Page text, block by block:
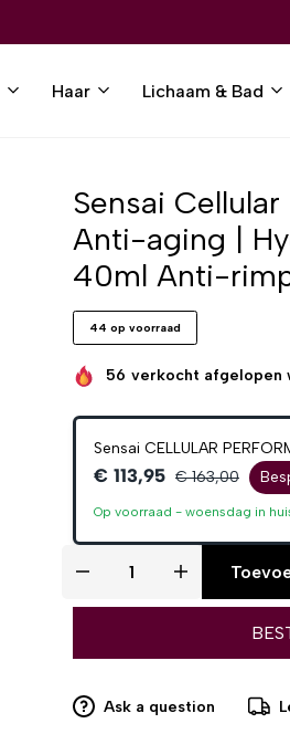
Haar Lichaam & Bad
Sensai
Anti-aging |
40ml Anti-
44 op voorraad
56 verkocht afgelopen
Sensai CELLULAR
€ 113,95 € 163,00
Op voorraad - woensdag in
Ask a question